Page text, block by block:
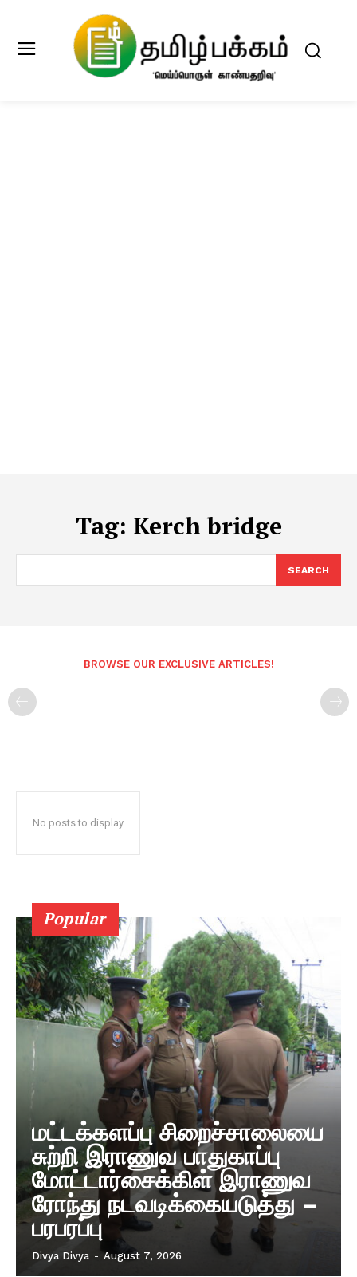
Tag: Kerch bridge
SEARCH
BROWSE OUR EXCLUSIVE ARTICLES!
No posts to display
Popular
மட்டக்களப்பு சிறைச்சாலையை
சுற்றி இராணுவ பாதுகாப்பு
மோட்டார்சைக்கிள் இராணுவ
ரோந்து நடவடிக்கையடுத்து –
பரபரப்பு
Divya Divya - August 7, 2026